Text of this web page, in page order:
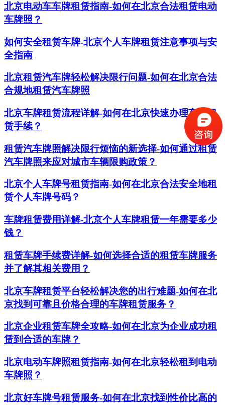
北京电动车车牌租赁指南-如何在北京合法租赁电动
车牌照？
如何安全租赁车牌-北京个人车牌租赁注意事项与安
全指南
北京租赁汽车牌轻松解决限行问题-如何在北京合法
合规地租赁汽车牌照
北京车牌租赁流程详解-如何在北京快速办理车牌租
赁手续？
租赁汽车牌照解决限行烦恼的新选择-如何通过租赁
汽车牌照来应对城市车辆限购政策？
北京个人车牌号租赁指南-如何在北京合法安全地租
赁个人车牌号码？
车牌租赁费用详解-北京个人车牌租赁一年需要多少
钱？
租赁车牌手续费详解-如何选择合适的租赁车牌服务
并了解其相关费用？
北京车牌租赁平台轻松解决您的出行难题-如何在北
京找到可靠且价格合理的车牌租赁服务？
北京企业租赁车牌全攻略-如何在北京为企业成功租
赁到合适的车牌？
北京电动车牌照租赁指南-如何在北京轻松租到电动
车牌照？
北京好车牌号租赁服务-如何在北京找到性价比高的